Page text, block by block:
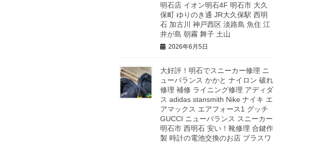
明石店 イオン明石4F 明石市 大久
保町 ゆりのき通 JR大久保駅 西明
石 加古川 神戸西区 淡路島 魚住 江
井が島 朝霧 舞子 土山
2026年6月5日
大好評！明石でスニーカー修理 ニ
ューバランス かかと ナイロン 破れ
修理 補修 ライニング修理 アディダ
ス adidas stansmith Nike ナイキ エ
アマックス エアフォース1 グッチ
GUCCI ニューバランス スニーカー
明石市 西明石 安い！靴修理 合鍵作
製 時計の電池交換のお店 プラスワ